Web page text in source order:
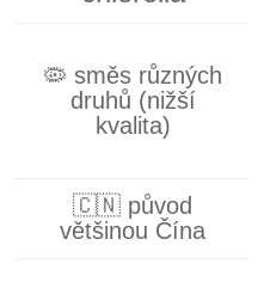
🦠 směs různých
druhů (nižší
kvalita)
🇨🇳 původ
většinou Čína